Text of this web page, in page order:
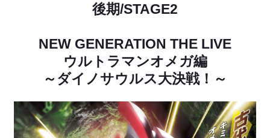
後期/STAGE2
NEW GENERATION THE LIVE
ウルトラマンオメガ編
～ダイノサウルス大決戦！～